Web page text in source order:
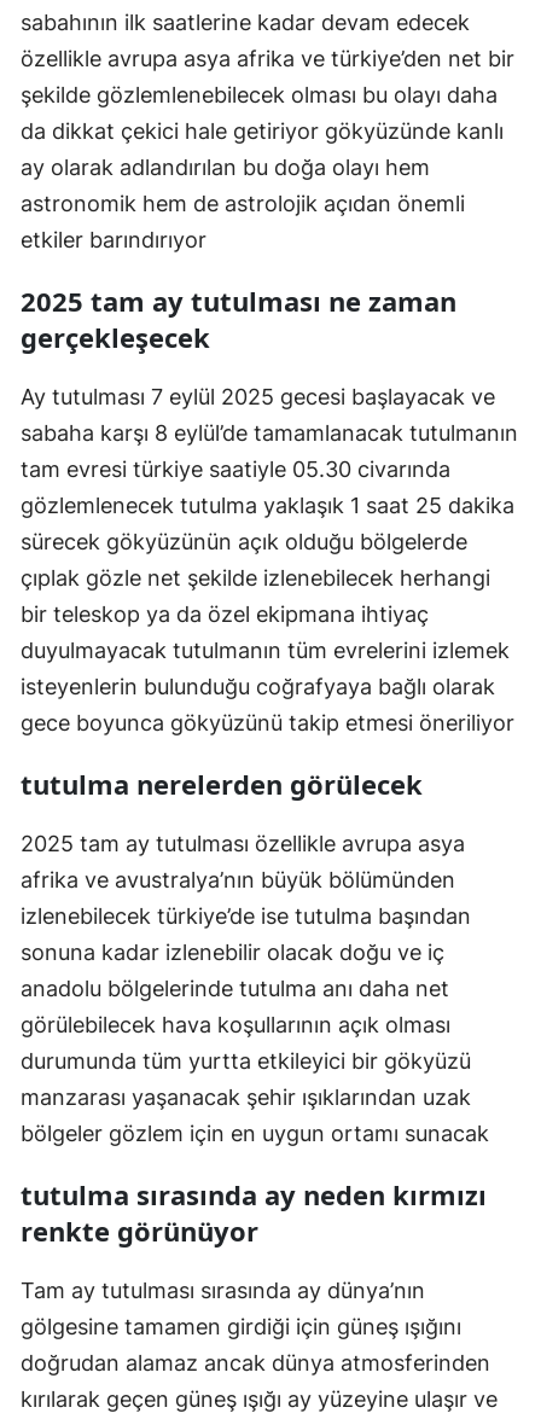
sabahının ilk saatlerine kadar devam edecek
özellikle avrupa asya afrika ve türkiye’den net bir
şekilde gözlemlenebilecek olması bu olayı daha
da dikkat çekici hale getiriyor gökyüzünde kanlı
ay olarak adlandırılan bu doğa olayı hem
astronomik hem de astrolojik açıdan önemli
etkiler barındırıyor
2025 tam ay tutulması ne zaman
gerçekleşecek
Ay tutulması 7 eylül 2025 gecesi başlayacak ve
sabaha karşı 8 eylül’de tamamlanacak tutulmanın
tam evresi türkiye saatiyle 05.30 civarında
gözlemlenecek tutulma yaklaşık 1 saat 25 dakika
sürecek gökyüzünün açık olduğu bölgelerde
çıplak gözle net şekilde izlenebilecek herhangi
bir teleskop ya da özel ekipmana ihtiyaç
duyulmayacak tutulmanın tüm evrelerini izlemek
isteyenlerin bulunduğu coğrafyaya bağlı olarak
gece boyunca gökyüzünü takip etmesi öneriliyor
tutulma nerelerden görülecek
2025 tam ay tutulması özellikle avrupa asya
afrika ve avustralya’nın büyük bölümünden
izlenebilecek türkiye’de ise tutulma başından
sonuna kadar izlenebilir olacak doğu ve iç
anadolu bölgelerinde tutulma anı daha net
görülebilecek hava koşullarının açık olması
durumunda tüm yurtta etkileyici bir gökyüzü
manzarası yaşanacak şehir ışıklarından uzak
bölgeler gözlem için en uygun ortamı sunacak
tutulma sırasında ay neden kırmızı
renkte görünüyor
Tam ay tutulması sırasında ay dünya’nın
gölgesine tamamen girdiği için güneş ışığını
doğrudan alamaz ancak dünya atmosferinden
kırılarak geçen güneş ışığı ay yüzeyine ulaşır ve